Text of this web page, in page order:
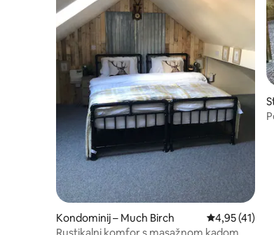
Kondominij – Much Birch Prosječna
4,95 (41)